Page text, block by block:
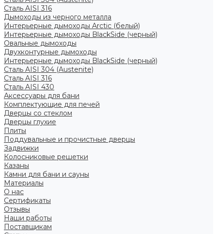
Сталь AISI 316
Дымоходы из черного металла
Интерьерные дымоходы Arctic (белый)
Интерьерные дымоходы BlackSide (черный)
Овальные дымоходы
Двухконтурные дымоходы
Интерьерные дымоходы BlackSide (черный)
Сталь AISI 304 (Austenite)
Сталь AISI 316
Сталь AISI 430
Аксессуары для бани
Комплектующие для печей
Дверцы со стеклом
Дверцы глухие
Плиты
Поддувальные и прочистные дверцы
Задвижки
Колосниковые решетки
Казаны
Камни для бани и сауны
Материалы
О нас
Сертификаты
Отзывы
Наши работы
Поставщикам